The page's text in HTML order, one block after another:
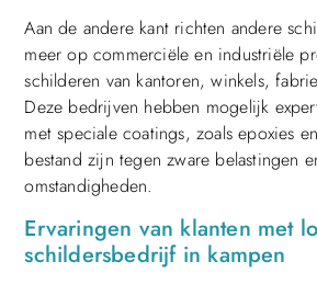
Aan de andere kant richten andere
meer op commerciële en industriële
schilderen van kantoren, winkels,
Deze bedrijven hebben mogelijk
met speciale coatings, zoals epoxies
bestand zijn tegen zware belastingen
omstandigheden.
Ervaringen van klanten met
schildersbedrijf in kampen